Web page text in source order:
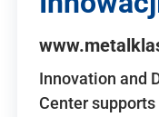
Innovation and
Center